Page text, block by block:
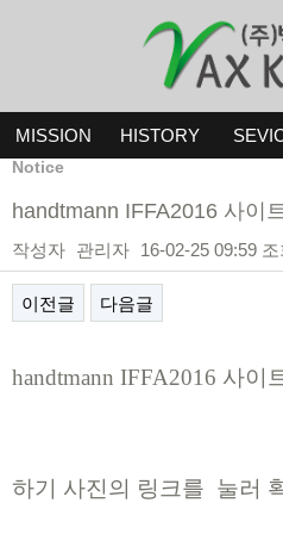
MISSION HISTORY
Notice
​handtmann IFFA2016 사이
작성자 관리자 16-02-25 09:59 조
이전글 다음글
handtmann IFFA2016 사이
하기 사진의 링크를 눌러